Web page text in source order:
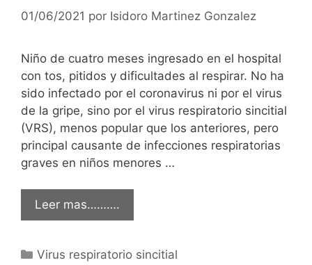
01/06/2021 por Isidoro Martinez Gonzalez
Niño de cuatro meses ingresado en el hospital
con tos, pitidos y dificultades al respirar. No ha
sido infectado por el coronavirus ni por el virus
de la gripe, sino por el virus respiratorio sincitial
(VRS), menos popular que los anteriores, pero
principal causante de infecciones respiratorias
graves en niños menores …
Leer mas……….
Categorías
Virus respiratorio sincitial